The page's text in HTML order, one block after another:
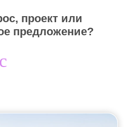
проект или
предложение?